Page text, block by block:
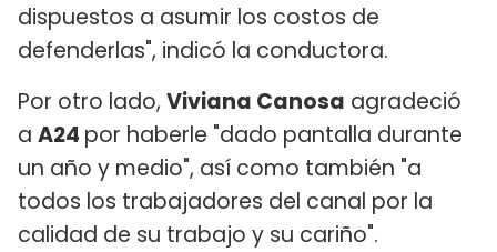
dispuestos a asumir los costos de
defenderlas", indicó la conductora.
Por otro lado, Viviana Canosa agradeció
a A24 por haberle "dado pantalla durante
un año y medio", así como también "a
todos los trabajadores del canal por la
calidad de su trabajo y su cariño".